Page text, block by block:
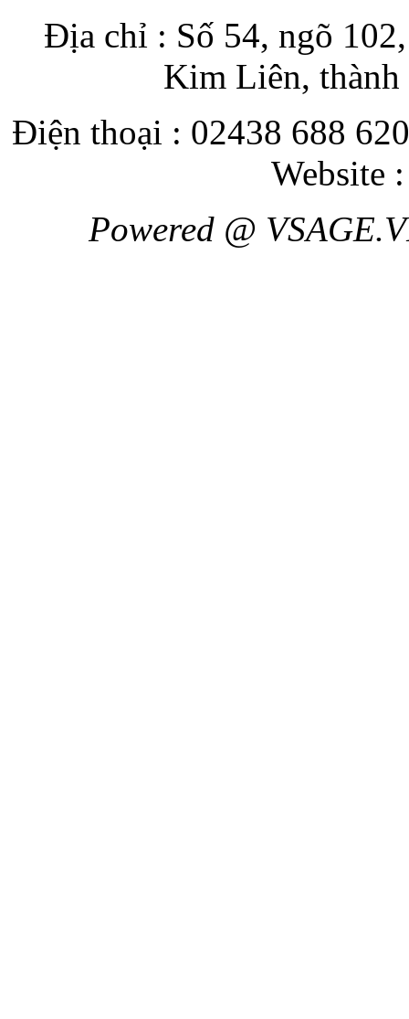
Địa chỉ : Số 54, ngõ
Kim Liên,
Điện thoại : 02438 688
Website
Powered @